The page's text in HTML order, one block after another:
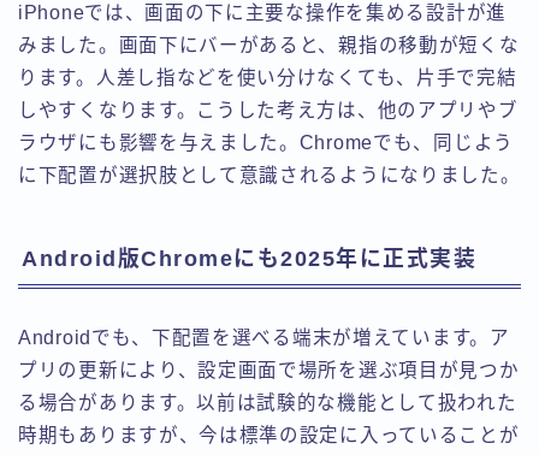
iPhoneでは、画面の下に主要な操作を集める設計が進
みました。画面下にバーがあると、親指の移動が短くな
ります。人差し指などを使い分けなくても、片手で完結
しやすくなります。こうした考え方は、他のアプリやブ
ラウザにも影響を与えました。Chromeでも、同じよう
に下配置が選択肢として意識されるようになりました。
Android版Chromeにも2025年に正式実装
Androidでも、下配置を選べる端末が増えています。ア
プリの更新により、設定画面で場所を選ぶ項目が見つか
る場合があります。以前は試験的な機能として扱われた
時期もありますが、今は標準の設定に入っていることが